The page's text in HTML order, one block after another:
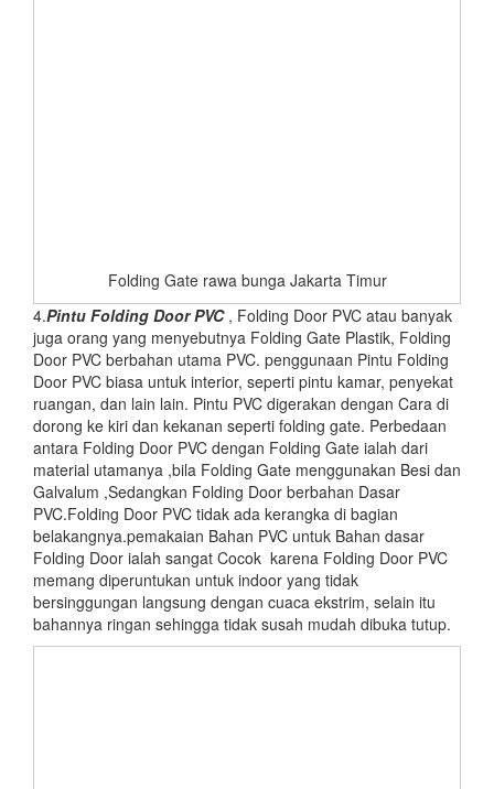
Folding Gate rawa bunga Jakarta Timur
4.Pintu Folding Door PVC, Folding Door PVC atau banyak
juga orang yang menyebutnya Folding Gate Plastik, Folding
Door PVC berbahan utama PVC. penggunaan Pintu Folding
Door PVC biasa untuk interior, seperti pintu kamar, penyekat
ruangan, dan lain lain. Pintu PVC digerakan dengan Cara di
dorong ke kiri dan kekanan seperti folding gate. Perbedaan
antara Folding Door PVC dengan Folding Gate ialah dari
material utamanya ,bila Folding Gate menggunakan Besi dan
Galvalum ,Sedangkan Folding Door berbahan Dasar
PVC.Folding Door PVC tidak ada kerangka di bagian
belakangnya.pemakaian Bahan PVC untuk Bahan dasar
Folding Door ialah sangat Cocok karena Folding Door PVC
memang diperuntukan untuk indoor yang tidak
bersinggungan langsung dengan cuaca ekstrim, selain itu
bahannya ringan sehingga tidak susah mudah dibuka tutup.